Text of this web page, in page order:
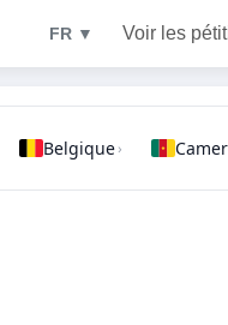
FR ▼ Voir les
Belgique›